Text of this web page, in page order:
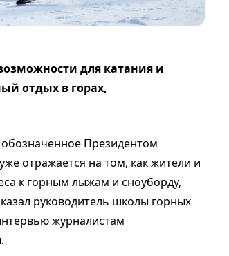
для катания и
отдых в горах,
обозначенное Президентом
отражается на том, как жители и
к горным лыжам и сноуборду,
руководитель школы горных
журналистам